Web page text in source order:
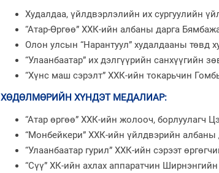
Худалдаа, үйлдвэрлэлийн их сургуулийн
“Атар-Өргөө” ХХК-ийн албаны дарга
Олон улсын “Нарантуул” худалдааны төвд
“Улаанбаатар” их дэлгүүрийн санхүүгийн
“Хүнс маш сэрэлт” ХХК-ийн токарьчин
ХӨДӨЛМӨРИЙН ХҮНДЭТ МЕДАЛИАР:
“Атар өргөө” ХХК-ийн жолооч, борлуулагч
“Монбейкери” ХХК-ийн үйлдвэрийн
“Улаанбаатар гурил” ХХК-ийн сэрээт
“Сүү” ХК-ийн ахлах аппаратчин